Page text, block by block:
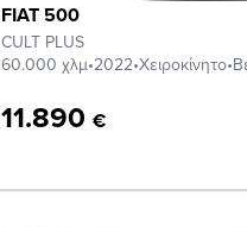
FIAT 500
CULT PLUS
60.000 χλμ•2022•Χειροκίνητο•
11.890€